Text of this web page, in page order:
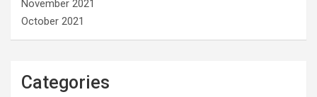
November 2021
October 2021
Categories